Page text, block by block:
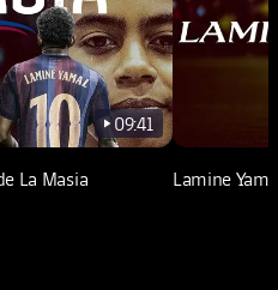
play-new
09:41
La Masia Lamine